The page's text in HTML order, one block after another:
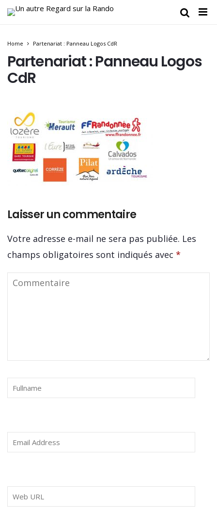
Home Partenariat : Panneau Logos CdR
Partenariat : Panneau Logos
CdR
Laisser un commentaire
Votre adresse e-mail ne sera pas publiée. Les
champs obligatoires sont indiqués avec *